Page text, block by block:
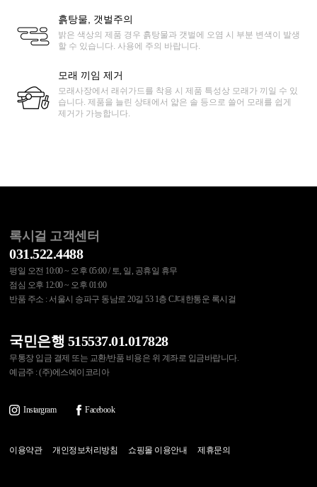
흙탕물, 갯벌주의
밝은 색상의 제품 경우 흙탕물과 갯벌에 오염 시 부분 변색이 발생
할 수 있습니다. 사용에 주의 바랍니다.
모래 끼임 제거
모래사장에서 래쉬가드를 착용 시 제품 특성상 모래가 끼일 수 있
습니다. 제품을 늘린 상태에서 얇은 솔 등으로 쓸어 모래를 쉽게
제거가 가능합니다.
록시걸 고객센터
031.522.4488
평일 오전 10:00 ~ 오후 05:00 / 토, 일, 공휴일 휴무
점심 오후 12:00 ~ 오후 01:00
반품 주소 : 서울시 송파구 동남로 20길 53 1층 CJ대한통운 록시걸
국민은행 515537.01.017828
무통장 입금 결제 또는 교환/반품 비용은 위 계좌로 입금바랍니다.
예금주 : (주)에스에이코리아
Instargram Facebook
이용약관 개인정보처리방침 쇼핑몰 이용안내 제휴문의